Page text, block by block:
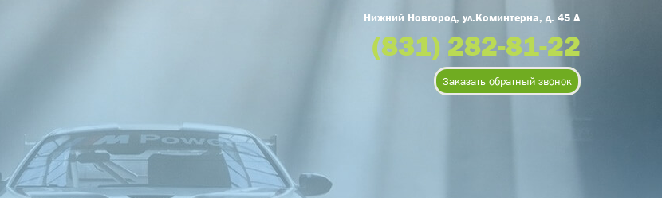
Нижний Новгород, ул.Коминтерна, д. 45 А
(831) 282-81-22
Заказать обратный звонок
Оставьте номер телефона и мы Вам
перезвоним!
Оформить заказ
Наименование товара